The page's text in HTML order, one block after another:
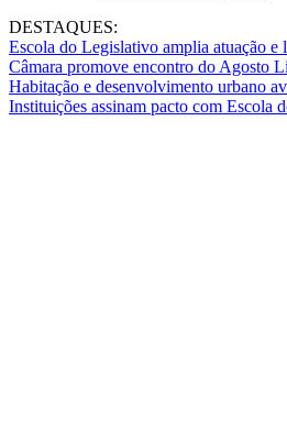
DESTAQUES:
Escola do Legislativo amplia atuação e
Câmara promove encontro do Agosto
Habitação e desenvolvimento urbano
Instituições assinam pacto com Escola